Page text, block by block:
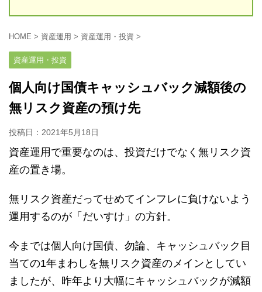
HOME > 資産運用 > 資産運用・投資 >
資産運用・投資
個人向け国債キャッシュバック減額後の
無リスク資産の預け先
投稿日： 2021年5月18日
資産運用で重要なのは、投資だけでなく無リスク資
産の置き場。
無リスク資産だってせめてインフレに負けないよう
運用するのが「だいすけ」の方針。
今までは個人向け国債、勿論、キャッシュバック目
当ての1年まわしを無リスク資産のメインとしてい
ましたが、昨年より大幅にキャッシュバックが減額